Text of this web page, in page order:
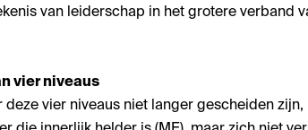
van leiderschap in het grotere verband
vier niveaus
vier niveaus niet langer gescheiden